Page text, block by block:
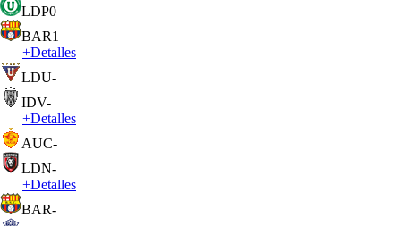
LDP0
BAR1
+Detalles
LDU-
IDV-
+Detalles
AUC-
LDN-
+Detalles
BAR-